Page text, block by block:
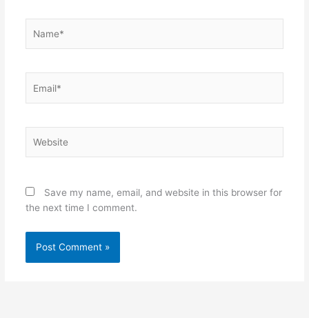
Save my name, email, and website in this browser for
the next time I comment.